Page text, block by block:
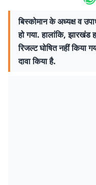
बिस्कोमान के अध्यक्ष व
हो गया. हालांकि, झारखंड
रिजल्ट घोषित नहीं किया
दावा किया है.